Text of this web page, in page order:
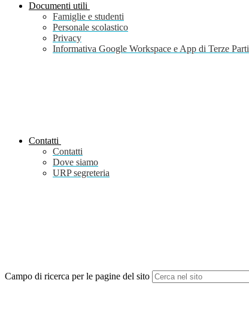
Documenti utili
Famiglie e studenti
Personale scolastico
Privacy
Informativa Google Workspace e App di Terze Parti
Contatti
Contatti
Dove siamo
URP segreteria
Campo di ricerca per le pagine del sito